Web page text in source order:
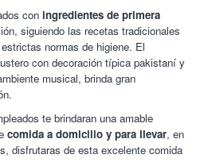
con ingredientes de primera
siguiendo las recetas tradicionales
normas de higiene. El
con decoración típica pakistaní y
musical, brinda gran
te brindaran una amable
comida a domicilio y para llevar, en
disfrutaras de esta excelente comida